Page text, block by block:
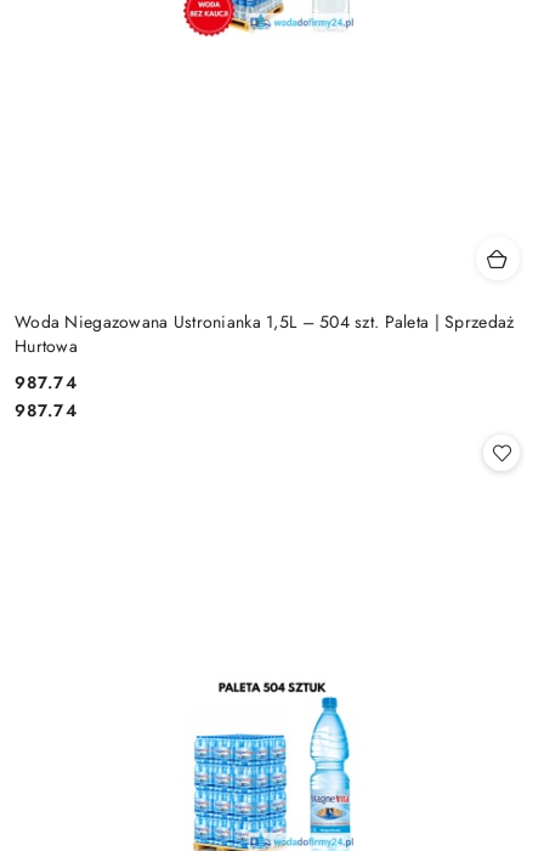
Woda Niegazowana Ustronianka 1,5L – 504 szt. Paleta | Sprzedaż
Hurtowa
Cena:
987.74
Cena:
987.74